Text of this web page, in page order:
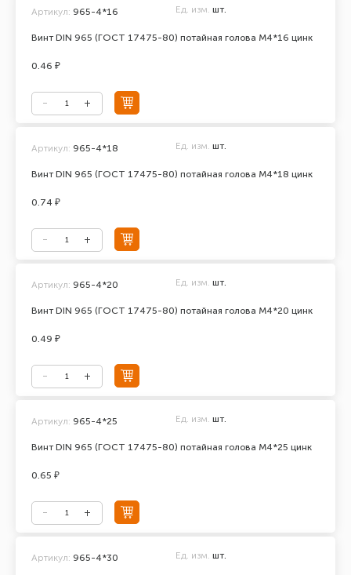
Винт DIN 965 (ГОСТ 17475-80) потайная голова М4*16 цинк
Артикул: 965-4*16 Ед. изм. шт.
0.46 ₽
Винт DIN 965 (ГОСТ 17475-80) потайная голова М4*18 цинк
Артикул: 965-4*18 Ед. изм. шт.
0.74 ₽
Винт DIN 965 (ГОСТ 17475-80) потайная голова М4*20 цинк
Артикул: 965-4*20 Ед. изм. шт.
0.49 ₽
Винт DIN 965 (ГОСТ 17475-80) потайная голова М4*25 цинк
Артикул: 965-4*25 Ед. изм. шт.
0.65 ₽
Артикул: 965-4*30 Ед. изм. шт.